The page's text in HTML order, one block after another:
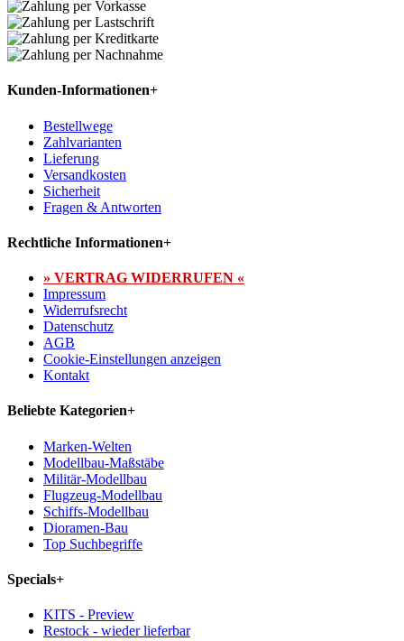
Kunden-Informationen+
Bestellwege
Zahlvarianten
Lieferung
Versandkosten
Sicherheit
Fragen & Antworten
Rechtliche Informationen+
» VERTRAG WIDERRUFEN «
Impressum
Widerrufsrecht
Datenschutz
AGB
Cookie-Einstellungen anzeigen
Kontakt
Beliebte Kategorien+
Marken-Welten
Modellbau-Maßstäbe
Militär-Modellbau
Flugzeug-Modellbau
Schiffs-Modellbau
Dioramen-Bau
Top Suchbegriffe
Specials+
KITS - Preview
Restock - wieder lieferbar